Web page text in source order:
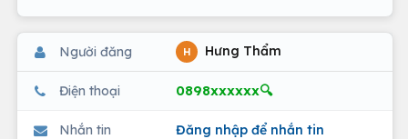
Người đăng H Hưng Thẩm
Điện thoại 0898xxxxxx🔍
Nhắn tin Đăng nhập để nhắn tin